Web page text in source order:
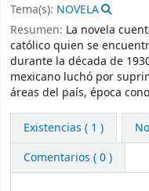
Tema(s): NOVELA
Resumen: La novela
católico quien se
durante la década de
mexicano luchó por
áreas del país, época
Existencias ( 1 )
Comentarios ( 0 )